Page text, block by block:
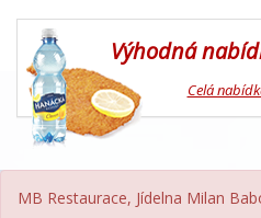
Výhodná
Celá
MB Restaurace, Jídelna Milan